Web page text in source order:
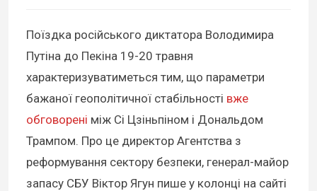
Поїздка російського диктатора Володимира
Путіна до Пекіна 19-20 травня
характеризуватиметься тим, що параметри
бажаної геополітичної стабільності вже
обговорені між Сі Цзіньпіном і Дональдом
Трампом. Про це директор Агентства з
реформування сектору безпеки, генерал-майор
запасу СБУ Віктор Ягун пише у колонці на сайті